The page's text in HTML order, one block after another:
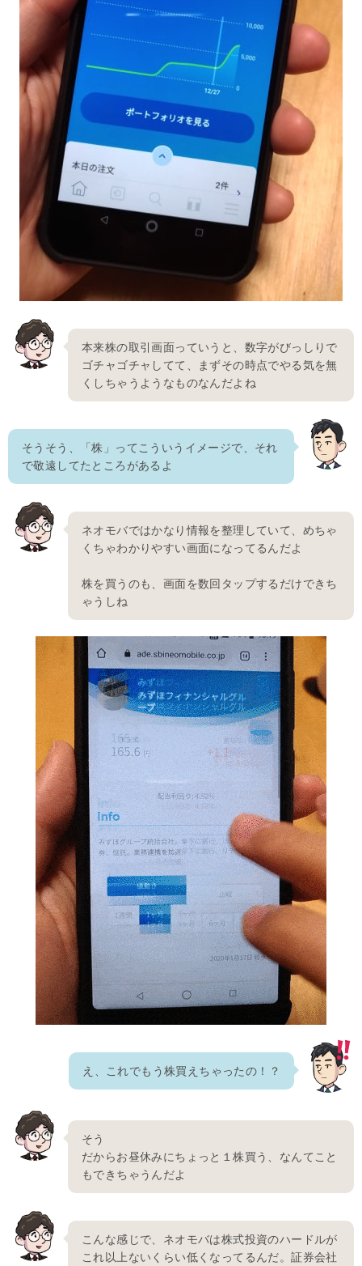
本来株の取引画面っていうと、数字がびっしりで
ゴチャゴチャしてて、まずその時点でやる気を無
くしちゃうようなものなんだよね
そうそう、「株」ってこういうイメージで、それ
で敬遠してたところがあるよ
ネオモバではかなり情報を整理していて、めちゃ
くちゃわかりやすい画面になってるんだよ
株を買うのも、画面を数回タップするだけできち
ゃうしね
え、これでもう株買えちゃったの！？
そう
だからお昼休みにちょっと１株買う、なんてこと
もできちゃうんだよ
こんな感じで、ネオモバは株式投資のハードルが
これ以上ないくらい低くなってるんだ。証券会社